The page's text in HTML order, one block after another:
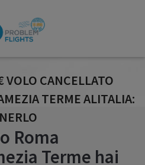
CANCELLATO
TERME ALITALIA:
Roma
Terme hai